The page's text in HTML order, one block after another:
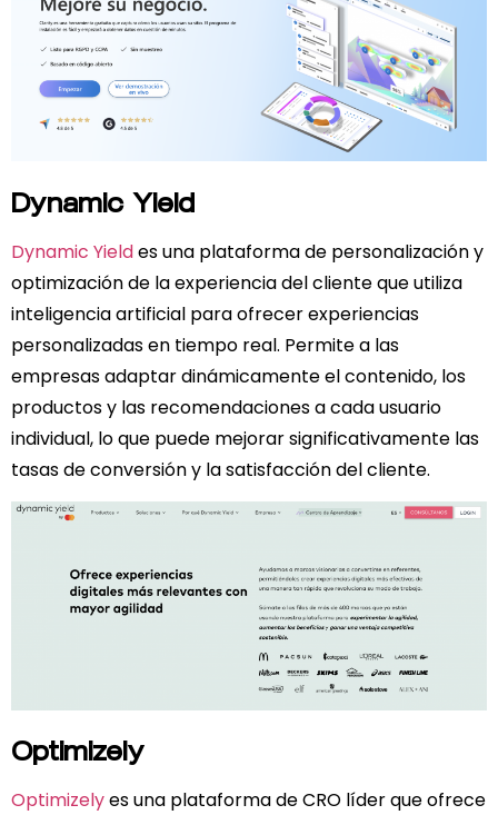
Dynamic Yield
Dynamic Yieldes una plataforma de personalización y
optimización de la experiencia del cliente que utiliza
inteligencia artificial para ofrecer experiencias
personalizadas en tiempo real. Permite a las
empresas adaptar dinámicamente el contenido, los
productos y las recomendaciones a cada usuario
individual, lo que puede mejorar significativamente las
tasas de conversión y la satisfacción del cliente.
Optimizely
Optimizelyes una plataforma de CRO líder que ofrece